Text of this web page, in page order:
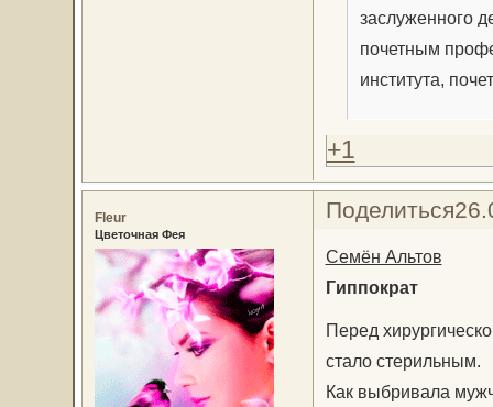
заслуженного
почетным
института,
+1
Поделиться
Fleur
Цветочная Фея
Семён Альтов
Гиппократ
Перед
стало стерильным.
Как выбривала